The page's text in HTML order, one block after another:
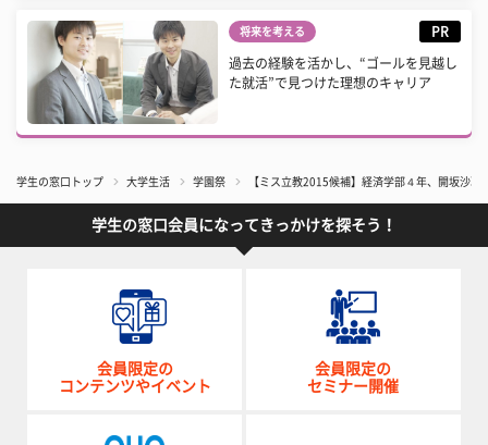
将来を考える PR
過去の経験を活かし、“ゴールを見越し
た就活”で見つけた理想のキャリア
学生の窓口トップ 大学生活 学園祭 【ミス立教2015候補】経済学部４年、開坂沙
学生の窓口会員になってきっかけを探そう！
会員限定の
コンテンツやイベント
会員限定の
セミナー開催